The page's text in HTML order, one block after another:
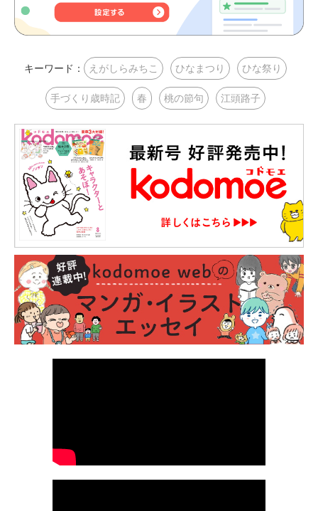
キーワード： えがしらみちこ ひなまつり ひな祭り
手づくり歳時記 春 桃の節句 江頭路子